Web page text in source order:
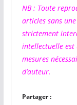
NB : Toute
articles sans
strictement
intellectuelle est
mesures
d’auteur.
Partager :